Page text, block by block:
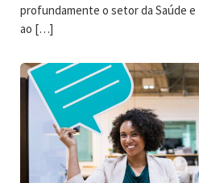
profundamente o setor da Saúde
ao […]